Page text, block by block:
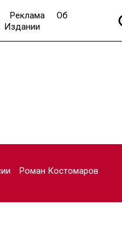
Реклама
Об
Издании
Роман Костомаров